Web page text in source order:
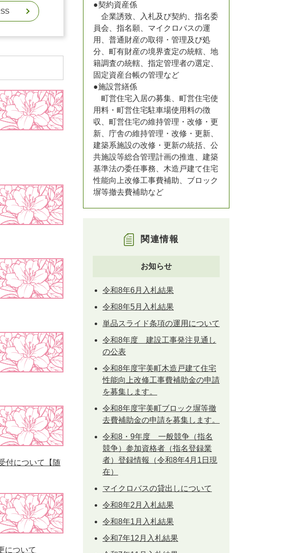
付について【随
について
●契約資産係
企業誘致、入札及び契約、指名委
員会、指名願、マイクロバスの運
用、普通財産の取得・管理及び処
分、町有財産の境界査定の統轄、地
籍調査の統轄、指定管理者の選定、
固定資産台帳の管理など
●施設営繕係
町営住宅入居の募集、町営住宅使
用料・町営住宅駐車場使用料の徴
収、町営住宅の維持管理・改修・更
新、庁舎の維持管理・改修・更新、
建築系施設の改修・更新の統括、公
共施設等総合管理計画の推進、建築
基準法の委任事務、木造戸建て住宅
性能向上改修工事費補助、ブロック
塀等撤去費補助など
関連情報
お知らせ
令和8年6月入札結果
令和8年5月入札結果
単品スライド条項の運用について
令和8年度 建設工事発注見通し
の公表
令和8年度宇美町木造戸建て住宅
性能向上改修工事費補助金の申請
を募集します。
令和8年度宇美町ブロック塀等撤
去費補助金の申請を募集します。
令和8・9年度 一般競争（指名
競争）参加資格者（指名登録業
者）登録情報（令和8年4月1日現
在）
マイクロバスの貸出しについて
令和8年2月入札結果
令和8年1月入札結果
令和7年12月入札結果